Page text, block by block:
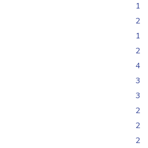
1
2
1
2
4
3
3
2
2
2